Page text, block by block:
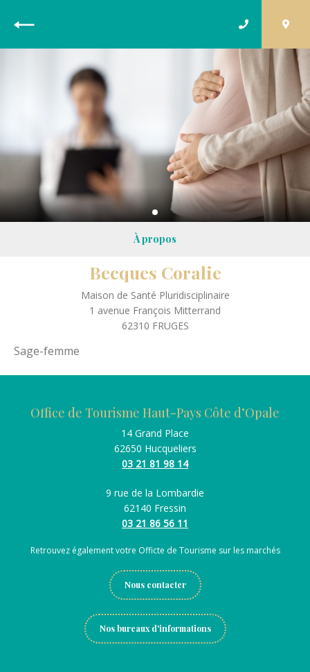
R
À propos
Becques Coralie
Maison de Santé Pluridisciplinaire
1 avenue François Mitterrand
62310 FRUGES
Sage-femme
Office de Tourisme Haut-Pays Côte d’Opale
14 Grand Place
62650 Hucqueliers
03 21 81 98 14
9 rue de la Lombardie
62140 Fressin
03 21 86 56 11
Retrouvez également votre Officte de Tourisme sur les marchés
Nous contacter
Nos bureaux d'informations